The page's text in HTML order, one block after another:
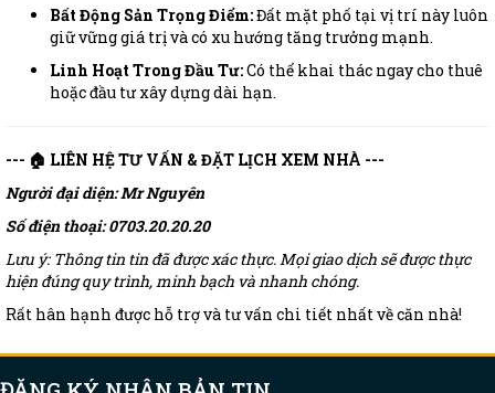
Bất Động Sản Trọng Điểm:Đất mặt phố tại vị trí này luôn
giữ vững giá trị và có xu hướng tăng trưởng mạnh.
Linh Hoạt Trong Đầu Tư:Có thể khai thác ngay cho thuê
hoặc đầu tư xây dựng dài hạn.
--- 🏠 LIÊN HỆ TƯ VẤN & ĐẶT LỊCH XEM NHÀ ---
Người đại diện: Mr Nguyên
Số điện thoại: 0703.20.20.20
Lưu ý: Thông tin tin đã được xác thực. Mọi giao dịch sẽ được thực
hiện đúng quy trình, minh bạch và nhanh chóng.
Rất hân hạnh được hỗ trợ và tư vấn chi tiết nhất về căn nhà!